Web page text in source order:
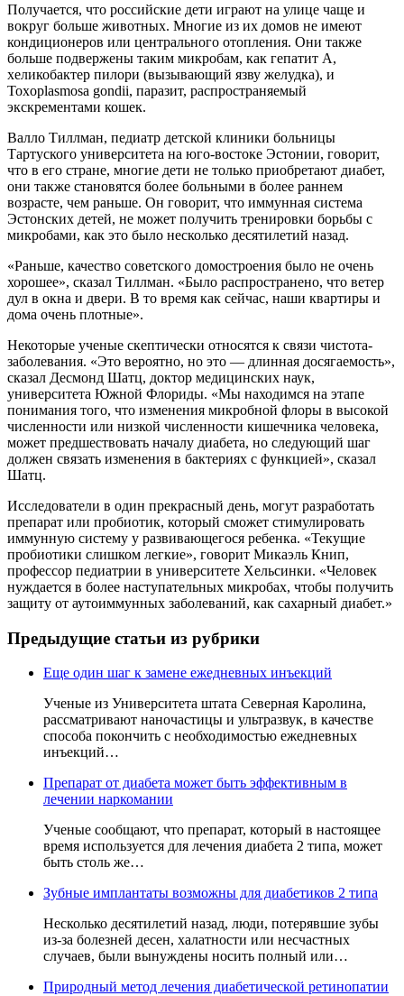
Получается, что российские дети играют на улице чаще и
вокруг больше животных. Многие из их домов не имеют
кондиционеров или центрального отопления. Они также
больше подвержены таким микробам, как гепатит А,
хеликобактер пилори (вызывающий язву желудка), и
Toxoplasmosa gondii, паразит, распространяемый
экскрементами кошек.
Валло Тиллман, педиатр детской клиники больницы
Тартуского университета на юго-востоке Эстонии, говорит,
что в его стране, многие дети не только приобретают диабет,
они также становятся более больными в более раннем
возрасте, чем раньше. Он говорит, что иммунная система
Эстонских детей, не может получить тренировки борьбы с
микробами, как это было несколько десятилетий назад.
«Раньше, качество советского домостроения было не очень
хорошее», сказал Тиллман. «Было распространено, что ветер
дул в окна и двери. В то время как сейчас, наши квартиры и
дома очень плотные».
Некоторые ученые скептически относятся к связи чистота-
заболевания. «Это вероятно, но это — длинная досягаемость»,
сказал Десмонд Шатц, доктор медицинских наук,
университета Южной Флориды. «Мы находимся на этапе
понимания того, что изменения микробной флоры в высокой
численности или низкой численности кишечника человека,
может предшествовать началу диабета, но следующий шаг
должен связать изменения в бактериях с функцией», сказал
Шатц.
Исследователи в один прекрасный день, могут разработать
препарат или пробиотик, который сможет стимулировать
иммунную систему у развивающегося ребенка. «Текущие
пробиотики слишком легкие», говорит Микаэль Книп,
профессор педиатрии в университете Хельсинки. «Человек
нуждается в более наступательных микробах, чтобы получить
защиту от аутоиммунных заболеваний, как сахарный диабет.»
Предыдущие статьи из рубрики
Еще один шаг к замене ежедневных инъекций
Ученые из Университета штата Северная Каролина,
рассматривают наночастицы и ультразвук, в качестве
способа покончить с необходимостью ежедневных
инъекций…
Препарат от диабета может быть эффективным в
лечении наркомании
Ученые сообщают, что препарат, который в настоящее
время используется для лечения диабета 2 типа, может
быть столь же…
Зубные имплантаты возможны для диабетиков 2 типа
Несколько десятилетий назад, люди, потерявшие зубы
из-за болезней десен, халатности или несчастных
случаев, были вынуждены носить полный или…
Природный метод лечения диабетической ретинопатии